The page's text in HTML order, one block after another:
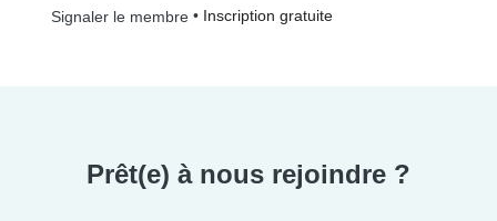
Signaler le membre• Inscription gratuite
Prêt(e) à nous rejoindre ?